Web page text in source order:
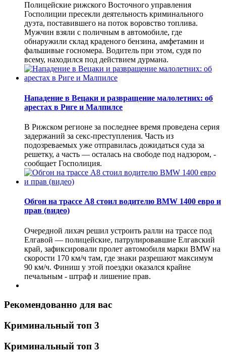
Полицейские рижского Восточного управления
Госполиции пресекли деятельность криминального
дуэта, поставившего на поток воровство топлива.
Мужчин взяли с поличным в автомобиле, где
обнаружили склад краденого бензина, амфетамин и
фальшивые госномера. Водитель при этом, судя по
всему, находился под действием дурмана.
Нападение в Вецаки и развращение малолетних: об
арестах в Риге и Малпилсе
В Рижском регионе за последнее время проведена серия
задержаний за секс-преступления. Часть из
подозреваемых уже отправилась дожидаться суда за
решетку, а часть — осталась на свободе под надзором, -
сообщает Госполиция.
Обгон на трассе А8 стоил водителю BMW 1400 евро и
прав (видео)
Очередной лихач решил устроить ралли на трассе под
Елгавой — полицейские, патрулировавшие Елгавский
край, зафиксировали пролет автомобиля марки BMW на
скорости 170 км/ч там, где знаки разрешают максимум
90 км/ч. Финиш у этой поездки оказался крайне
печальным - штраф и лишение прав.
Рекомендованно для вас
Криминальный топ 3
Криминальный топ 3